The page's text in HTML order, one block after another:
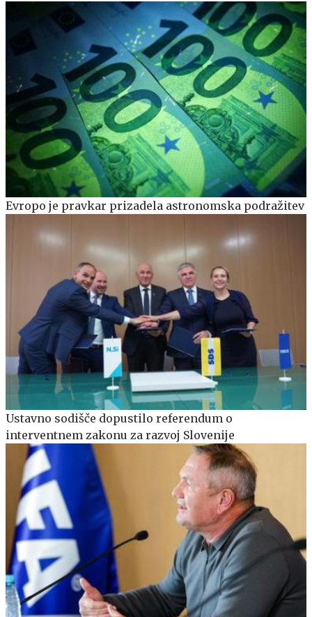
Evropo je pravkar prizadela astronomska podražitev
Ustavno sodišče dopustilo referendum o
interventnem zakonu za razvoj Slovenije